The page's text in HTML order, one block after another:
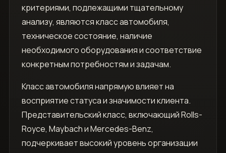
критериями, подлежащими тщательному
анализу, являются класс автомобиля,
техническое состояние, наличие
необходимого оборудования и соответствие
конкретным потребностям и задачам.
Класс автомобиля напрямую влияет на
восприятие статуса и значимости клиента.
Представительский класс, включающий Rolls-
Royce, Maybach и Mercedes-Benz,
подчеркивает высокий уровень организации